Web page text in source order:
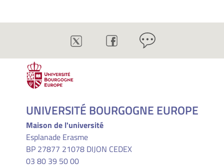
UNIVERSITÉ BOURGOGNE EUROPE
Maison de l'université
Esplanade Erasme
BP 27877 21078 DIJON CEDEX
03 80 39 50 00